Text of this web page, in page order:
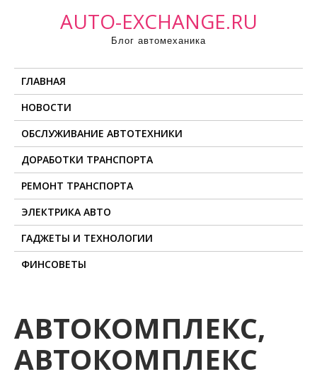
AUTO-EXCHANGE.RU
Блог автомеханика
ГЛАВНАЯ
НОВОСТИ
ОБСЛУЖИВАНИЕ АВТОТЕХНИКИ
ДОРАБОТКИ ТРАНСПОРТА
РЕМОНТ ТРАНСПОРТА
ЭЛЕКТРИКА АВТО
ГАДЖЕТЫ И ТЕХНОЛОГИИ
ФИНСОВЕТЫ
АВТОКОМПЛЕКС,
АВТОКОМПЛЕКС